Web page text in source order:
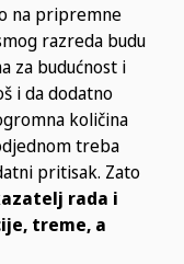
na pripremne
razreda budu
za budućnost i
i da dodatno
količina
treba
pritisak. Zato
rada i
treme, a